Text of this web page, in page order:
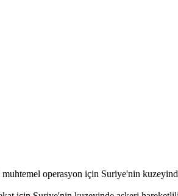
muhtemel operasyon için Suriye'nin